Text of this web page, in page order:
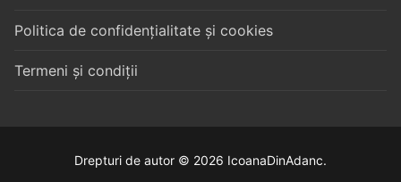
Politica de confidențialitate și cookies
Termeni și condiții
Drepturi de autor © 2026 IcoanaDinAdanc.